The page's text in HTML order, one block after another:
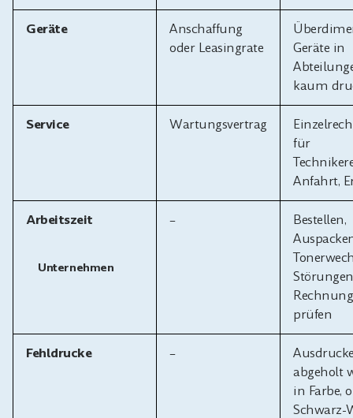
Unternehmen
Geräte
Anschaffung
oder Leasingrate
Geräte in
kaum
Service Wartungsvertrag
für
Anfahrt,
Arbeitszeit –
Bestellen,
prüfen
Fehldrucke –
abgeholt
in Farbe,
Schwarz-